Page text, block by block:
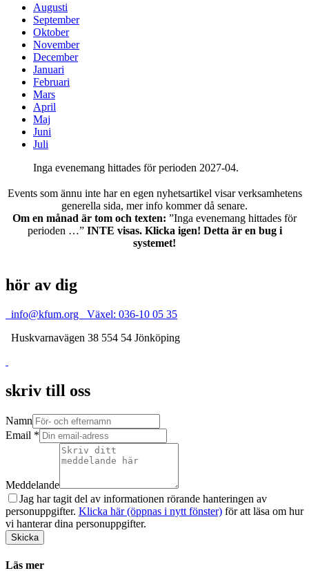
Augusti
September
Oktober
November
December
Januari
Februari
Mars
April
Maj
Juni
Juli
Inga evenemang hittades för perioden 2027-04.
Events som ännu inte har en egen nyhetsartikel visar verksamhetens
generella sida, mer info kommer då senare.
Om en månad är tom och texten: ”Inga evenemang hittades för
perioden …”INTE visas. Klicka igen! Detta är en bug i
systemet!
hör av dig
info@kfum.org
Växel: 036-10 05 35
Huskvarnavägen 38 554 54 Jönköping
skriv till oss
Namn
Email *
Meddelande
Jag har tagit del av informationen rörande hanteringen av
personuppgifter. Klicka här (öppnas i nytt fönster) för att läsa om hur
vi hanterar dina personuppgifter.
Skicka
Läs mer